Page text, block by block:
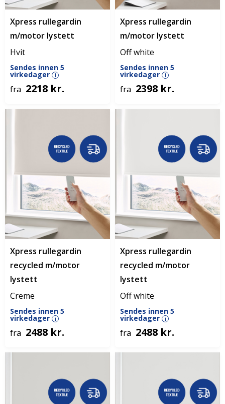
Xpress rullegardin
m/motor lystett
Hvit
Sendes innen 5
virkedager i
fra 2218 kr.
Xpress rullegardin
m/motor lystett
Off white
Sendes innen 5
virkedager i
fra 2398 kr.
Xpress rullegardin
recycled m/motor
lystett
Creme
Sendes innen 5
virkedager i
fra 2488 kr.
Xpress rullegardin
recycled m/motor
lystett
Off white
Sendes innen 5
virkedager i
fra 2488 kr.